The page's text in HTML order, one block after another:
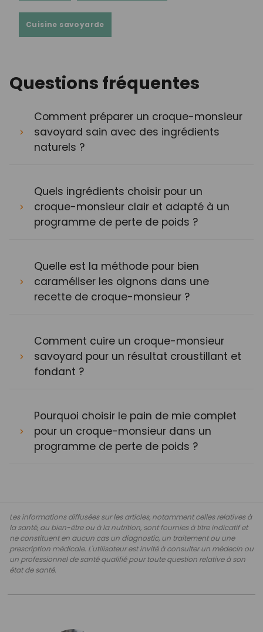
Cuisine savoyarde
Questions fréquentes
Comment préparer un croque-monsieur
savoyard sain avec des ingrédients
naturels ?
Quels ingrédients choisir pour un
croque-monsieur clair et adapté à un
programme de perte de poids ?
Quelle est la méthode pour bien
caraméliser les oignons dans une
recette de croque-monsieur ?
Comment cuire un croque-monsieur
savoyard pour un résultat croustillant et
fondant ?
Pourquoi choisir le pain de mie complet
pour un croque-monsieur dans un
programme de perte de poids ?
Les informations diffusées sur les articles, notamment celles relatives à
la santé, au bien-être ou à la nutrition, sont fournies à titre indicatif et
ne constituent en aucun cas un diagnostic, un traitement ou une
prescription médicale. L'utilisateur est invité à consulter un médecin ou
un professionnel de santé qualifié pour toute question relative à son
état de santé.